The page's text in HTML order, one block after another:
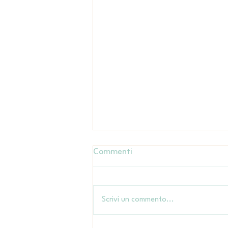
Commenti
Scrivi un commento...